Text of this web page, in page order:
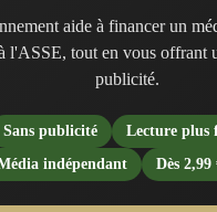
aide à financer un
l'ASSE, tout en vous offrant
publicité.
Sans publicité
Lecture plus
indépendant
Dès 2,99